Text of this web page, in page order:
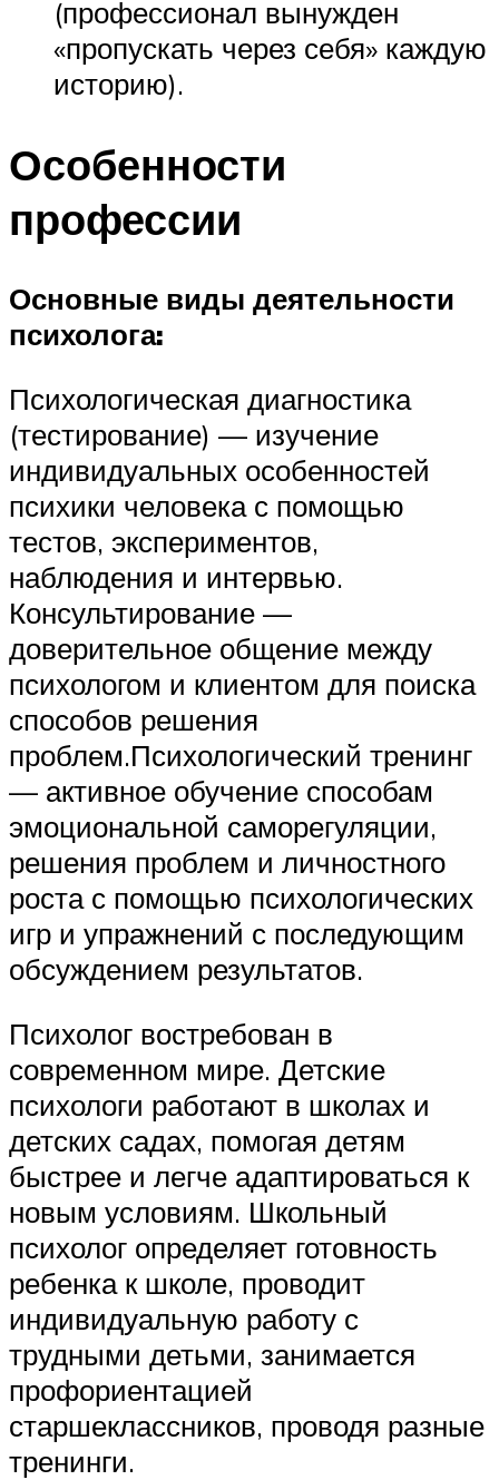
(профессионал вынужден
«пропускать через себя» каждую
историю).
Особенности
профессии
Основные виды деятельности
психолога:
Психологическая диагностика
(тестирование) — изучение
индивидуальных особенностей
психики человека с помощью
тестов, экспериментов,
наблюдения и интервью.
Консультирование —
доверительное общение между
психологом и клиентом для поиска
способов решения
проблем.Психологический тренинг
— активное обучение способам
эмоциональной саморегуляции,
решения проблем и личностного
роста с помощью психологических
игр и упражнений с последующим
обсуждением результатов.
Психолог востребован в
современном мире. Детские
психологи работают в школах и
детских садах, помогая детям
быстрее и легче адаптироваться к
новым условиям. Школьный
психолог определяет готовность
ребенка к школе, проводит
индивидуальную работу с
трудными детьми, занимается
профориентацией
старшеклассников, проводя разные
тренинги.